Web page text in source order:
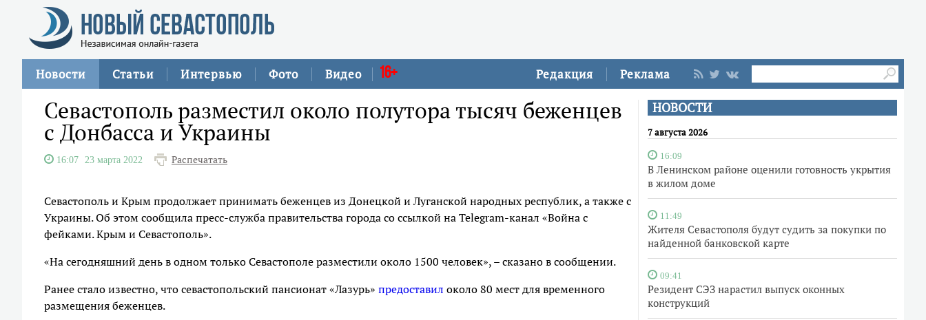
Редакция Реклама
Новости Статьи Интервью Фото Видео 16+
НОВОСТИ
7 августа 2026
16:09
В Ленинском районе оценили готовность укрытия
в жилом доме
11:49
Жителя Севастополя будут судить за покупки по
найденной банковской карте
09:41
Резидент СЭЗ нарастил выпуск оконных
конструкций
Севастополь разместил около полутора тысяч беженцев
с Донбасса и Украины
16:07 23 марта 2022 Распечатать
Севастополь и Крым продолжает принимать беженцев из Донецкой и Луганской народных республик, а также с
Украины. Об этом сообщила пресс-служба правительства города со ссылкой на Telegram-канал «Война с
фейками. Крым и Севастополь».
«На сегодняшний день в одном только Севастополе разместили около 1500 человек», – сказано в сообщении.
Ранее стало известно, что севастопольский пансионат «Лазурь» предоставил около 80 мест для временного
размещения беженцев.